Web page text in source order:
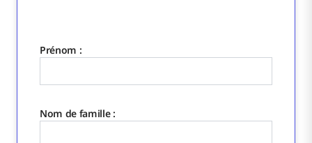
Prénom :
Nom de famille :